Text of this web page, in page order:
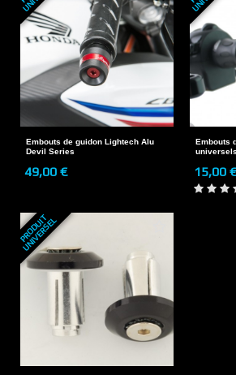
Embouts de guidon Lightech Alu
Devil Series
49,00 €
Embouts
15,00 €
P
R
O
D
U
I
T
U
N
I
V
E
R
S
E
L